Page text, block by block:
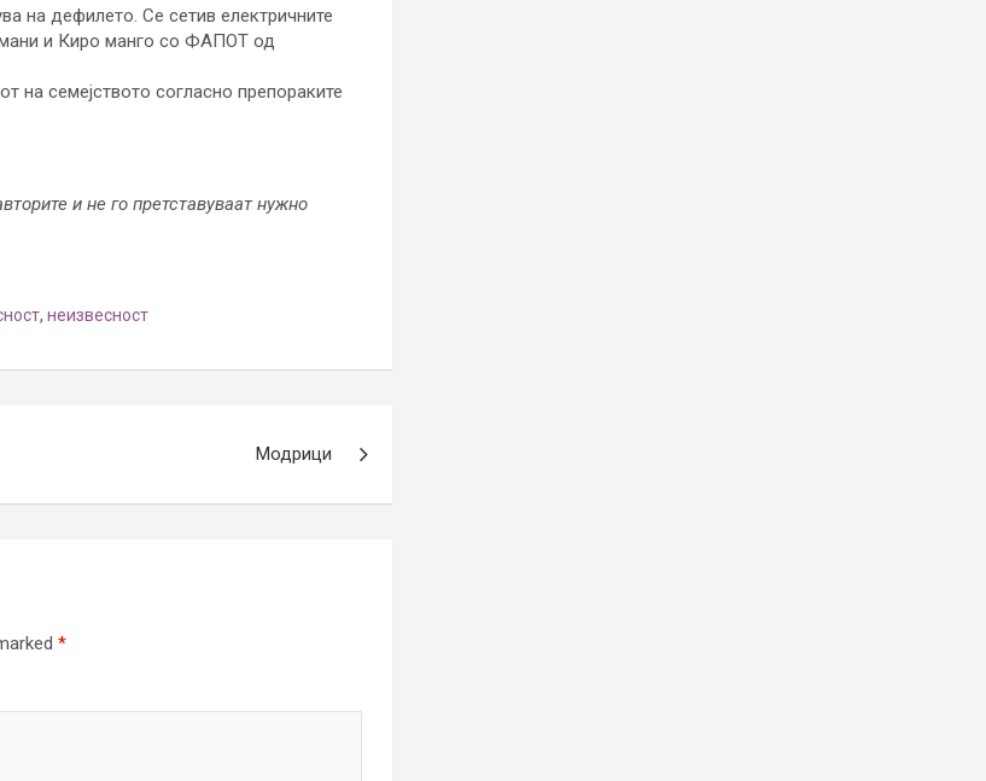
на дефилето. Се сетив електричните
и Киро манго со ФАПОТ од
на семејството согласно препораките
и не го претставуваат нужно
, неизвесност
Модрици
*